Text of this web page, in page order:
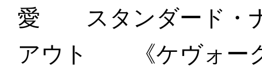
愛 スタンダード・ナ
アウト 《ケヴォーク